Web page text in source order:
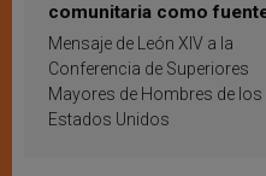
comunitaria como
inspiración y santificación
Mensaje de León XIV a la
Conferencia de Superiores
Mayores de Hombres de los
Estados Unidos